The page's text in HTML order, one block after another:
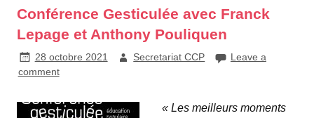
Conférence Gesticulée avec Franck
Lepage et Anthony Pouliquen
28 octobre 2021 Secretariat CCP
Leave a
comment
« Les meilleurs moments